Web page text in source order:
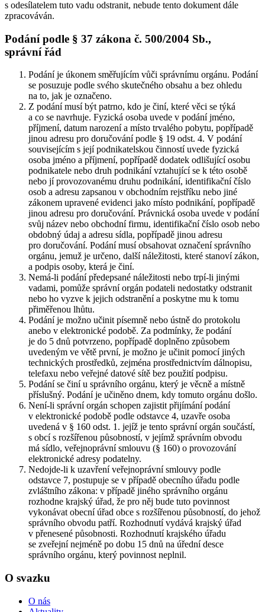
s odesílatelem tuto vadu odstranit, nebude tento dokument dále
zpracováván.
Podání podle § 37 zákona č. 500/2004 Sb.,
správní řád
Podání je úkonem směřujícím vůči správnímu orgánu. Podání
se posuzuje podle svého skutečného obsahu a bez ohledu
na to, jak je označeno.
Z podání musí být patrno, kdo je činí, které věci se týká
a co se navrhuje. Fyzická osoba uvede v podání jméno,
příjmení, datum narození a místo trvalého pobytu, popřípadě
jinou adresu pro doručování podle § 19 odst. 4. V podání
souvisejícím s její podnikatelskou činností uvede fyzická
osoba jméno a příjmení, popřípadě dodatek odlišující osobu
podnikatele nebo druh podnikání vztahující se k této osobě
nebo jí provozovanému druhu podnikání, identifikační číslo
osob a adresu zapsanou v obchodním rejstříku nebo jiné
zákonem upravené evidenci jako místo podnikání, popřípadě
jinou adresu pro doručování. Právnická osoba uvede v podání
svůj název nebo obchodní firmu, identifikační číslo osob nebo
obdobný údaj a adresu sídla, popřípadě jinou adresu
pro doručování. Podání musí obsahovat označení správního
orgánu, jemuž je určeno, další náležitosti, které stanoví zákon,
a podpis osoby, která je činí.
Nemá-li podání předepsané náležitosti nebo trpí-li jinými
vadami, pomůže správní orgán podateli nedostatky odstranit
nebo ho vyzve k jejich odstranění a poskytne mu k tomu
přiměřenou lhůtu.
Podání je možno učinit písemně nebo ústně do protokolu
anebo v elektronické podobě. Za podmínky, že podání
je do 5 dnů potvrzeno, popřípadě doplněno způsobem
uvedeným ve větě první, je možno je učinit pomocí jiných
technických prostředků, zejména prostřednictvím dálnopisu,
telefaxu nebo veřejné datové sítě bez použití podpisu.
Podání se činí u správního orgánu, který je věcně a místně
příslušný. Podání je učiněno dnem, kdy tomuto orgánu došlo.
Není-li správní orgán schopen zajistit přijímání podání
v elektronické podobě podle odstavce 4, uzavře osoba
uvedená v § 160 odst. 1. jejíž je tento správní orgán součástí,
s obcí s rozšířenou působností, v jejímž správním obvodu
má sídlo, veřejnoprávní smlouvu (§ 160) o provozování
elektronické adresy podatelny.
Nedojde-li k uzavření veřejnoprávní smlouvy podle
odstavce 7, postupuje se v případě obecního úřadu podle
zvláštního zákona: v případě jiného správního orgánu
rozhodne krajský úřad, že pro něj bude tuto povinnost
vykonávat obecní úřad obce s rozšířenou působností, do jehož
správního obvodu patří. Rozhodnutí vydává krajský úřad
v přenesené působnosti. Rozhodnutí krajského úřadu
se zveřejní nejméně po dobu 15 dnů na úřední desce
správního orgánu, který povinnost neplnil.
O svazku
O nás